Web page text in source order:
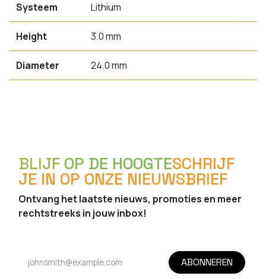
Systeem Lithium
Height 3.0 mm
Diameter 24.0 mm
BLIJF OP DE HOOGTESCHRIJF
JE IN OP ONZE NIEUWSBRIEF
Ontvang het laatste nieuws, promoties en meer
rechtstreeks in jouw inbox!
ABONNEREN